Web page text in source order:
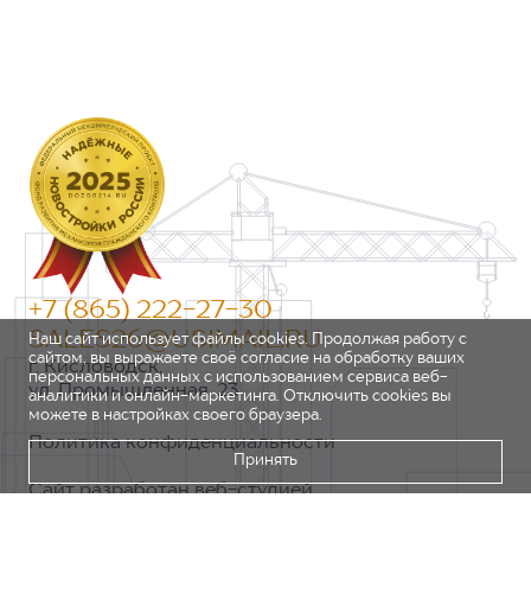
+7 (865) 222-27-30
SALES26@USIMAIL.RU
г. Кисловодск,
ул. Промышленная, 23
Политика конфиденциальности
Сайт разработан веб-студией
Наш сайт использует файлы cookies. Продолжая работу с
сайтом, вы выражаете своё согласие на обработку ваших
персональных данных с использованием сервиса веб-
аналитики и онлайн-маркетинга. Отключить cookies вы
можете в настройках своего браузера.
Принять